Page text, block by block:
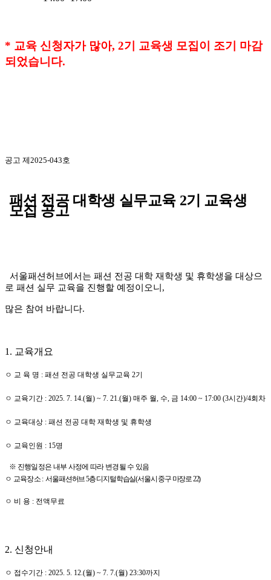
* 교육 신청자가 많아, 2기 교육생 모집이 조기 마감
되었습니다.
공고 제2025-043호
패션 전공 대학생 실무교육 2기 교육생
모집 공고
서울패션허브에서는 패션 전공 대학 재학생 및 휴학생을 대상으
로 패션 실무 교육을 진행할 예정이오니 ,
많은 참여 바랍니다.
1. 교육개요
ㅇ 교 육 명 : 패션 전공 대학생 실무교육 2기
ㅇ 교육기간 : 2025. 7. 14.(월) ~ 7. 21.(월) 매주 월, 수, 금 14:00 ~ 17:00 (3시간)/4회차
ㅇ 교육대상 : 패션 전공 대학 재학생 및 휴학생
ㅇ 교육인원 : 15명
※ 진행일정은 내부 사정에 따라 변경될 수 있음
ㅇ 교육장소 :서울패션허브5층 디지털학습실(서울시 중구 마장로22)
ㅇ 비 용 : 전액무료
2. 신청안내
ㅇ 접수기간 : 2025. 5. 12.(월) ~ 7. 7.(월) 23:30까지